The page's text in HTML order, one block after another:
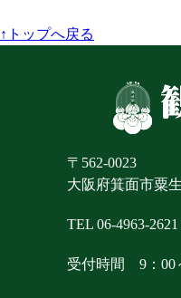
↑トップへ戻る
〒562-0023
大阪府箕面市粟
TEL 06-4963-2621
受付時間 9：00